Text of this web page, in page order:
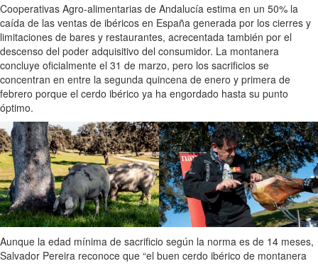
Cooperativas Agro-alimentarias de Andalucía estima en un 50% la
caída de las ventas de ibéricos en España generada por los cierres y
limitaciones de bares y restaurantes, acrecentada también por el
descenso del poder adquisitivo del consumidor. La montanera
concluye oficialmente el 31 de marzo, pero los sacrificios se
concentran en entre la segunda quincena de enero y primera de
febrero porque el cerdo ibérico ya ha engordado hasta su punto
óptimo.
Aunque la edad mínima de sacrificio según la norma es de 14 meses,
Salvador Pereira reconoce que “el buen cerdo ibérico de montanera